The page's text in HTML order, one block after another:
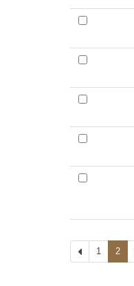
上
一
1 2